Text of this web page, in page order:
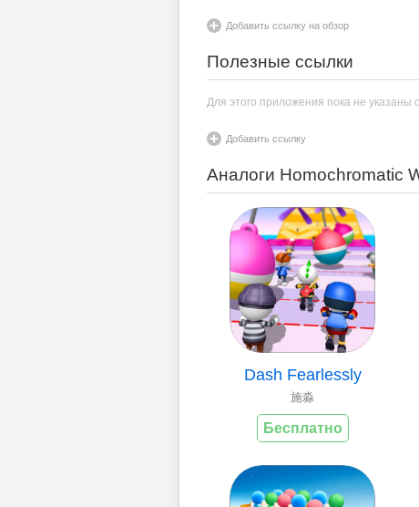
Добавить ссылку на обзор
Полезные ссылки
Для этого приложения пока не указаны
Добавить ссылку
Аналоги Homochromatic
Dash Fearlessly
施淼
Бесплатно